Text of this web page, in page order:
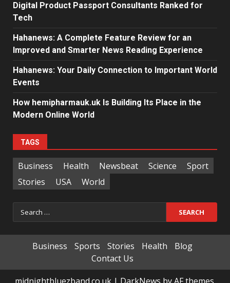
Digital Product Passport Consultants Ranked for
Tech
Hahanews: A Complete Feature Review for an
Improved and Smarter News Reading Experience
Hahanews: Your Daily Connection to Important World
Events
How hemipharmauk.uk Is Building Its Place in the
Modern Online World
TAGS
Business Health Newsbeat Science
Sport
Stories
USA World
Search
for:
Business Sports Stories Health
Blog
Contact Us